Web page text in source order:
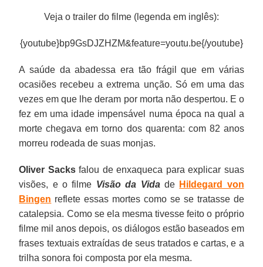
Veja o trailer do filme (legenda em inglês):
{youtube}bp9GsDJZHZM&feature=youtu.be{/youtube}
A saúde da abadessa era tão frágil que em várias
ocasiões recebeu a extrema unção. Só em uma das
vezes em que lhe deram por morta não despertou. E o
fez em uma idade impensável numa época na qual a
morte chegava em torno dos quarenta: com 82 anos
morreu rodeada de suas monjas.
Oliver Sacksfalou de enxaqueca para explicar suas
visões, e o filme Visão da Vidade Hildegard von
Bingen reflete essas mortes como se se tratasse de
catalepsia. Como se ela mesma tivesse feito o próprio
filme mil anos depois, os diálogos estão baseados em
frases textuais extraídas de seus tratados e cartas, e a
trilha sonora foi composta por ela mesma.